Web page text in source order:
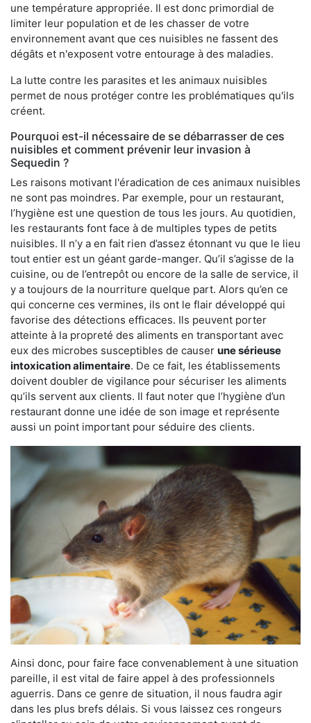
une température appropriée. Il est donc primordial de
limiter leur population et de les chasser de votre
environnement avant que ces nuisibles ne fassent des
dégâts et n'exposent votre entourage à des maladies.
La lutte contre les parasites et les animaux nuisibles
permet de nous protéger contre les problématiques qu'ils
créent.
Pourquoi est-il nécessaire de se débarrasser de ces
nuisibles et comment prévenir leur invasion à
Sequedin ?
Les raisons motivant l'éradication de ces animaux nuisibles
ne sont pas moindres. Par exemple, pour un restaurant,
l’hygiène est une question de tous les jours. Au quotidien,
les restaurants font face à de multiples types de petits
nuisibles. Il n’y a en fait rien d’assez étonnant vu que le lieu
tout entier est un géant garde-manger. Qu’il s’agisse de la
cuisine, ou de l’entrepôt ou encore de la salle de service, il
y a toujours de la nourriture quelque part. Alors qu’en ce
qui concerne ces vermines, ils ont le flair développé qui
favorise des détections efficaces. Ils peuvent porter
atteinte à la propreté des aliments en transportant avec
eux des microbes susceptibles de causer une sérieuse
intoxication alimentaire. De ce fait, les établissements
doivent doubler de vigilance pour sécuriser les aliments
qu’ils servent aux clients. Il faut noter que l’hygiène d’un
restaurant donne une idée de son image et représente
aussi un point important pour séduire des clients.
Ainsi donc, pour faire face convenablement à une situation
pareille, il est vital de faire appel à des professionnels
aguerris. Dans ce genre de situation, il nous faudra agir
dans les plus brefs délais. Si vous laissez ces rongeurs